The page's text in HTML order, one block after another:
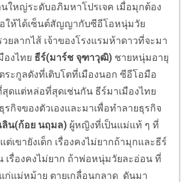
ใหญ่ระดับอภิมหาโปรเจค เมื่อมุกต้อง
ให้ได้เซ็นต์สัญญากับซีอีโอหนุ่มวัย
วยลากไส้ เจ้าของโรงแรมห้าดาวที่จะมา
องไทย ธีร์(มาร์ช จุฑาวุฒิ) ชายหนุ่มอายุ
ะกูลดังที่เติบโตที่เมืองนอก ซีอีโอมือ
ดแต่หล่อที่สุดเช่นกัน ธีร์มาเมืองไทย
รกิจของตัวเองและมาเพื่อทำลายธุรกิจ
น(ก้อย นฤมล) ผู้หญิงที่เป็นแม่แท้ ๆ ที่
ต่เขายังเด็ก เรื่องคงไม่ยากถ้ามุกและธีร์
เรื่องคงไม่ยาก ถ้าพ่อหนุ่มวัยละอ่อน ที่
ก่แม่หม้าย ตายเกลื่อนกลาด ดันมา